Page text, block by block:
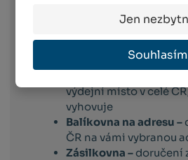
Jen
Souhlasím
obdržíme. Doručování pak
následující pracovní den po
Toto platí pro dopravce:
výdejní místo v celé
vyhovuje
Balíkovna na adresu –
ČR na vámi vybranou
Zásilkovna – doručení